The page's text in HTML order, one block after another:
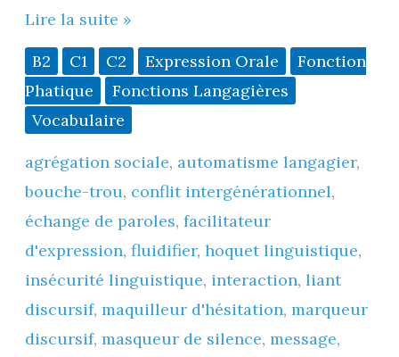
Les
tics
de
langage
(B2
-
>
C2
mais
découverte
dès
A2,
Lire la suite »
B2 C1 C2 Expression Orale
Fonction
Phatique
Fonctions Langagières
Vocabulaire
agrégation sociale, automatisme langagier,
bouche-trou, conflit intergénérationnel,
échange de paroles, facilitateur
d'expression, fluidifier, hoquet linguistique,
insécurité linguistique, interaction, liant
discursif, maquilleur d'hésitation, marqueur
discursif, masqueur de silence, message,